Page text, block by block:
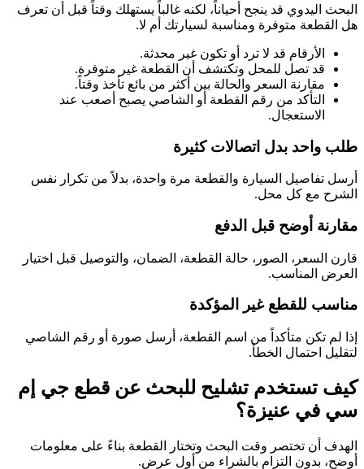
البحث اليدوي قد ينجح أحياناً، لكنه غالباً يستهلك وقتاً قبل أن تعرف
هل القطعة متوفرة ومناسبة لسيارتك أم لا.
الأرقام قد لا ترد أو تكون غير محدثة.
قد تصل للمحل وتكتشف أن القطعة غير متوفرة.
مقارنة السعر والحالة بين أكثر من بائع تأخذ وقتاً.
التأكد من رقم القطعة أو الشاصي يصبح أصعب عند
الاستعجال.
طلب واحد بدل اتصالات كثيرة
أرسل تفاصيل السيارة والقطعة مرة واحدة، بدلاً من تكرار نفس
الشرح مع كل محل.
مقارنة أوضح قبل الدفع
قارن السعر، الصور، حالة القطعة، الضمان، والتوصيل قبل اختيار
العرض المناسب.
مناسب للقطع غير المؤكدة
إذا لم تكن متأكداً من اسم القطعة، أرسل صورة أو رقم الشاصي
لتقليل احتمال الخطأ.
كيف تستخدم تشليح للبحث عن قطع جي إم
سي في عنيزة؟
الهدف أن تختصر وقت البحث وتختار القطعة بناءً على معلومات
أوضح، بدون التزام بالشراء من أول عرض.